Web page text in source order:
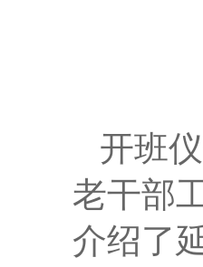
开班
老干部
介绍了